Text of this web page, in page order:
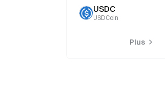
USDC
USDCoin
Plus